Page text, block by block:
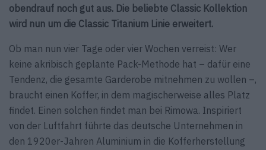
obendrauf noch gut aus. Die beliebte Classic Kollektion
wird nun um die Classic Titanium Linie erweitert.
Ob man nun vier Tage oder vier Wochen verreist: Wer
keine akribisch geplante Pack-Methode hat – dafür eine
Tendenz, die gesamte Garderobe mitnehmen zu wollen –,
braucht einen Koffer, in dem magischerweise alles Platz
findet. Einen solchen findet man bei Rimowa. Inspiriert
von der Luftfahrt führte das deutsche Unternehmen in
den 1920er-Jahren Aluminium in die Kofferherstellung